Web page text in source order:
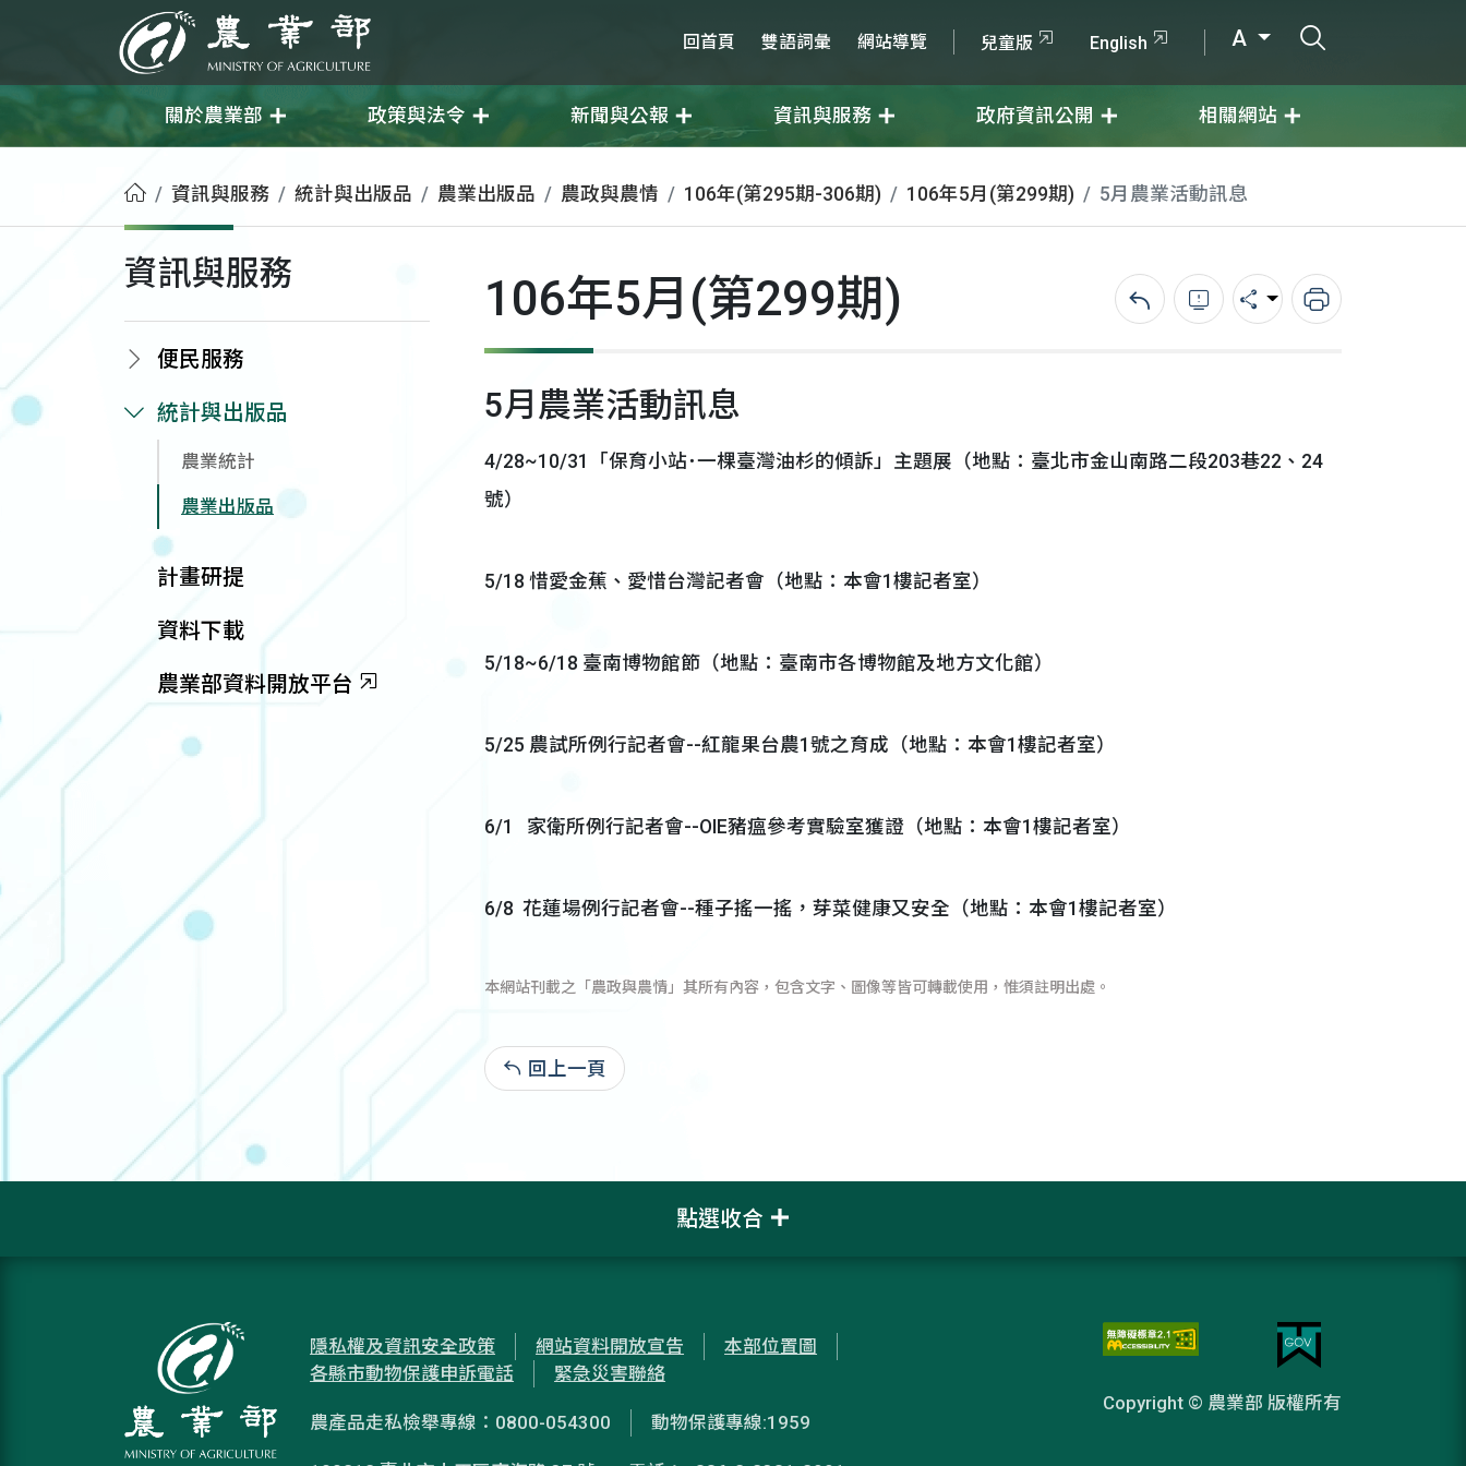
農業部 回首頁 雙語詞彙 網站導覽 兒童版 English A
關於農業部 政策與法令 新聞與公報 資訊與服務 政府資訊公開 相關網站
首頁資訊與服務 統計與出版品 農業出版品 農政與農情 106年(第295期-306期) 106年5月(第299期) 5月農業活動訊息
資訊與服務
便民服務
統計與出版品
農業統計
農業出版品
計畫研提
資料下載
農業部資料開放平台
106年5月(第299期) 回上一頁錯誤回報分享 列印
5月農業活動訊息
4/28~10/31「保育小站･一棵臺灣油杉的傾訴」主題展（地點：臺北市金山南路二段203巷22、24
號）
5/18 惜愛金蕉、愛惜台灣記者會（地點：本會1樓記者室）
5/18~6/18 臺南博物館節（地點：臺南市各博物館及地方文化館）
5/25 農試所例行記者會--紅龍果台農1號之育成（地點：本會1樓記者室）
6/1 家衛所例行記者會--OIE豬瘟參考實驗室獲證（地點：本會1樓記者室）
6/8 花蓮場例行記者會--種子搖一搖，芽菜健康又安全（地點：本會1樓記者室）
本網站刊載之「農政與農情」其所有內容，包含文字、圖像等皆可轉載使用，惟須註明出處。
回上一頁
點選收合
隱私權及資訊安全政策 網站資料開放宣告
本部位置圖
各縣市動物保護申訴電話
緊急災害聯絡
農產品走私檢舉專線：0800-054300 動物保護專線:1959
Copyright © 農業部 版權所有